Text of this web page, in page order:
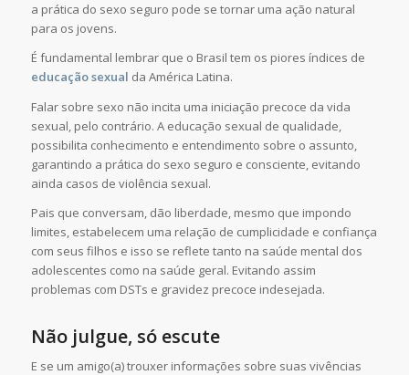
a prática do sexo seguro pode se tornar uma ação natural
para os jovens.
É fundamental lembrar que o Brasil tem os piores índices de
educação sexual da América Latina.
Falar sobre sexo não incita uma iniciação precoce da vida
sexual, pelo contrário. A educação sexual de qualidade,
possibilita conhecimento e entendimento sobre o assunto,
garantindo a prática do sexo seguro e consciente, evitando
ainda casos de violência sexual.
Pais que conversam, dão liberdade, mesmo que impondo
limites, estabelecem uma relação de cumplicidade e confiança
com seus filhos e isso se reflete tanto na saúde mental dos
adolescentes como na saúde geral. Evitando assim
problemas com DSTs e gravidez precoce indesejada.
Não julgue, só escute
E se um amigo(a) trouxer informações sobre suas vivências